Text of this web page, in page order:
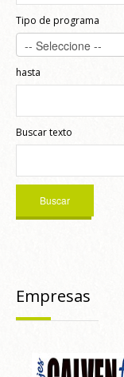
Tipo de programa
hasta
Buscar texto
Empresas